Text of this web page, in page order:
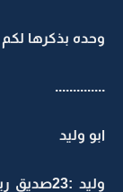
وحده بذكرها لكم
..............
ابو وليد
وليد